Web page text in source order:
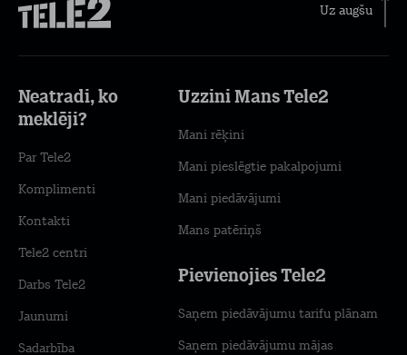
Uz augšu
Neatradi, ko
meklēji?
Par Tele2
Komplimenti
Kontakti
Tele2 centri
Darbs Tele2
Jaunumi
Sadarbība
Uzzini Mans Tele2
Mani rēķini
Mani pieslēgtie pakalpojumi
Mani piedāvājumi
Mans patēriņš
Pievienojies Tele2
Saņem piedāvājumu tarifu plānam
Saņem piedāvājumu mājas